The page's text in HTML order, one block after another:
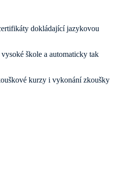
dokládající jazykovou
škole a automaticky tak
kurzy i vykonání zkoušky